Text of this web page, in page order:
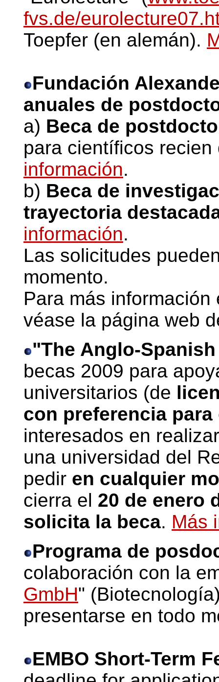
fvs.de/
Toepfer (en alemán).
Fundación
anuales de
a) Beca de
para científicos
información.
b) Beca de
trayectoria
información.
Las solicitudes
momento.
Para más
véase la página web
"The Anglo-
becas 2009 para
universitarios (de
con preferencia
interesados en
una universidad del
pedir en cualquier
cierra el 20 de enero
solicita la beca. Más
Programa de
colaboración con la
GmbH"
presentarse en todo
EMBO Short-Term